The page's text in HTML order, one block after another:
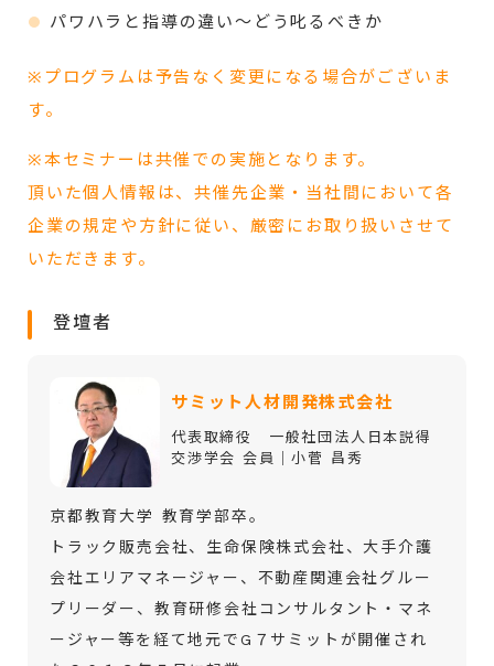
パワハラと指導の違い～どう叱るべきか
※プログラムは予告なく変更になる場合がございま
す。
※本セミナーは共催での実施となります。
頂いた個人情報は、共催先企業・当社間において各
企業の規定や方針に従い、厳密にお取り扱いさせて
いただきます。
登壇者
サミット人材開発株式会社
代表取締役 一般社団法人日本説得
交渉学会 会員｜小菅 昌秀
京都教育大学 教育学部卒。
トラック販売会社、生命保険株式会社、大手介護
会社エリアマネージャー、不動産関連会社グルー
プリーダー、教育研修会社コンサルタント・マネ
ージャー等を経て地元でG７サミットが開催され